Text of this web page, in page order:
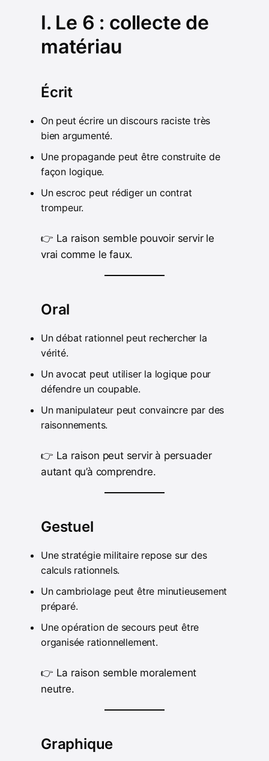
I. Le 6 : collecte de
matériau
Écrit
On peut écrire un discours raciste très
bien argumenté.
Une propagande peut être construite de
façon logique.
Un escroc peut rédiger un contrat
trompeur.
👉 La raison semble pouvoir servir le
vrai comme le faux.
Oral
Un débat rationnel peut rechercher la
vérité.
Un avocat peut utiliser la logique pour
défendre un coupable.
Un manipulateur peut convaincre par des
raisonnements.
👉 La raison peut servir à persuader
autant qu’à comprendre.
Gestuel
Une stratégie militaire repose sur des
calculs rationnels.
Un cambriolage peut être minutieusement
préparé.
Une opération de secours peut être
organisée rationnellement.
👉 La raison semble moralement
neutre.
Graphique